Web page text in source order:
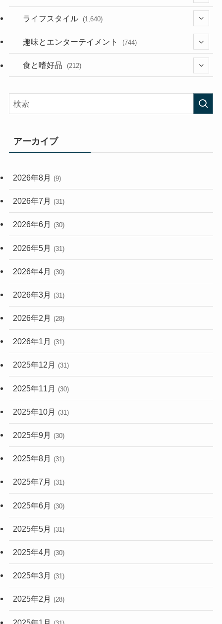
(187)
(118)
(181)
ライフスタイル (1,640)
(395)
(282)
(33)
(248)
趣味とエンターテイメント (744)
(56)
食と嗜好品 (212)
アーカイブ
2026年8月 (9)
2026年7月 (31)
2026年6月 (30)
2026年5月 (31)
2026年4月 (30)
2026年3月 (31)
2026年2月 (28)
2026年1月 (31)
2025年12月 (31)
2025年11月 (30)
2025年10月 (31)
2025年9月 (30)
2025年8月 (31)
2025年7月 (31)
2025年6月 (30)
2025年5月 (31)
2025年4月 (30)
2025年3月 (31)
2025年2月 (28)